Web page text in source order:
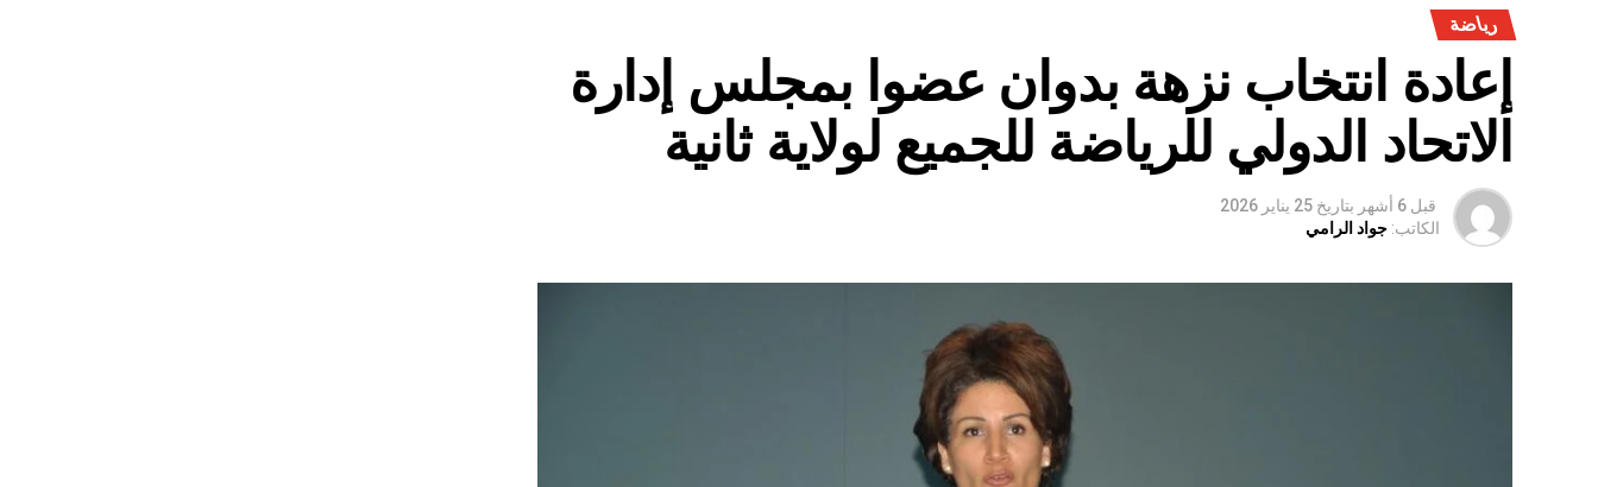
رياضة
إعادة انتخاب نزهة بدوان عضوا بمجلس إدارة
الاتحاد الدولي للرياضة للجميع لولاية ثانية
قبل 6 أشهر بتاريخ 25 يناير 2026
الكاتب: جواد الرامي